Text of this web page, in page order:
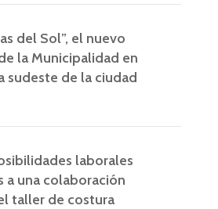
del Sol”, el nuevo
la Municipalidad en
sudeste de la ciudad
laborales
a una colaboración
taller de costura